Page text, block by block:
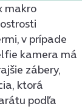
makro
v prípade
kamera má
zábery,
ktorá
podľa